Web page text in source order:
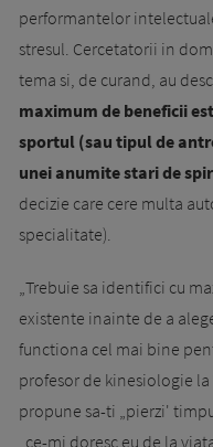
performantelor
stresul. Cercetatorii in
tema si, de curand, au
maximum de beneficii
sportul (sau tipul de
unei anumite stari de
decizie care cere multa
specialitate).
„Trebuie sa identifici cu
existente inainte de a
functiona cel mai bine
profesor de kinesiologie
propune sa-ti „pierzi'
„ce-mi doresc eu de la